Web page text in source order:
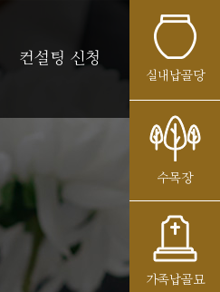
실내납골당
수목장
가족납골묘
컨설팅 신청